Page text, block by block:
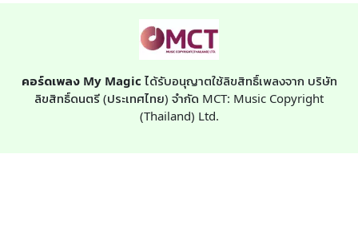
คอร์ดเพลง My Magic ได้รับอนุญาตใช้ลิขสิทธิ์เพลงจาก บริษัท
ลิขสิทธิ์ดนตรี (ประเทศไทย) จำกัด MCT: Music Copyright
(Thailand) Ltd.